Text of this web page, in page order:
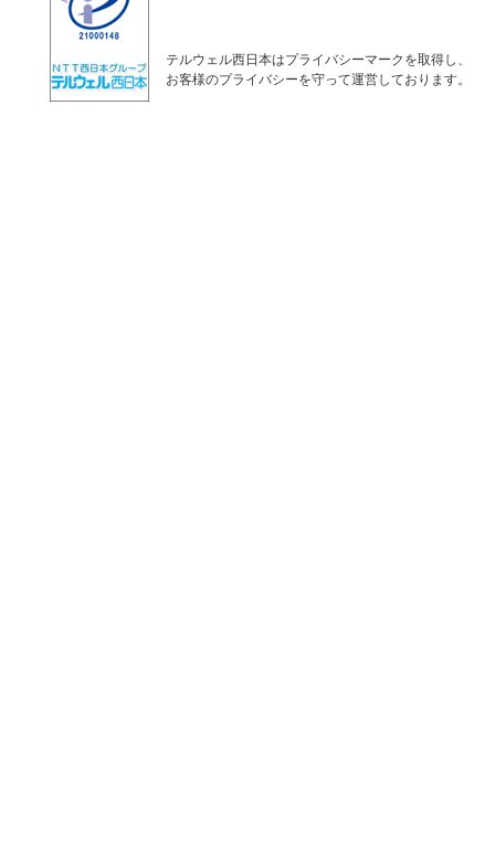
テルウェル西日本はプライバシーマークを取得し、
お客様のプライバシーを守って運営しております。